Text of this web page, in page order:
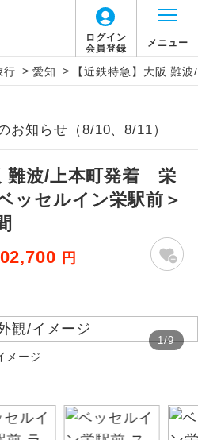
ログイン
会員登録
メニュー
行 > 愛知 > 【近鉄特急】大阪 難
お知らせ（8/10、8/11）
難波/上本町発着 栄
ッセルイン栄駅前＞
円
1/9
メージ
説明
発空港（駅）から復路到着空港
まで同行します。
着空港（駅）から最終日出発空港
）まで添乗員が同行します。
イドが乗務し、車内での観光案内
ます。
コに登録されている文化遺産や自
にも宿泊するコースです。